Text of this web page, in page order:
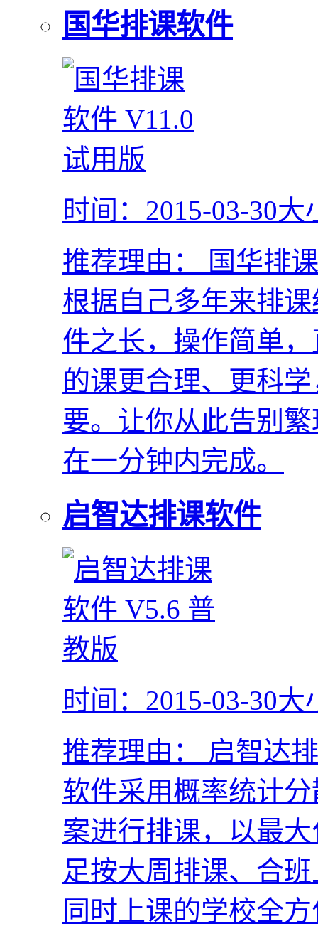
国华排课软件
时间：2015-03-30大
推荐理由：
国华排
根据自己多年来排
件之长，操作简单
的课更合理、更科
要。让你从此告别
在一分钟内完成。
启智达排课软件
时间：2015-03-30大
推荐理由：
启智达
软件采用概率统计
案进行排课，以最
足按大周排课、合
同时上课的学校全